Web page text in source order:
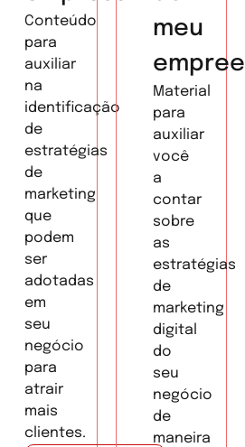
Conteúdo
para
auxiliar
na
identificação
de
estratégias
de
marketing
que
podem
ser
adotadas
em
seu
negócio
para
atrair
mais
clientes.
meu
Material
para
auxiliar
você
a
contar
sobre
as
estratégias
de
marketing
digital
do
seu
negócio
de
maneira